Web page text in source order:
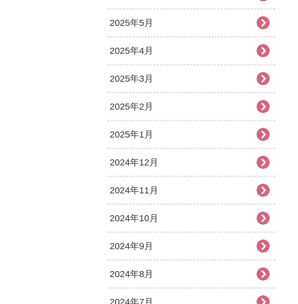
2025年5月
2025年4月
2025年3月
2025年2月
2025年1月
2024年12月
2024年11月
2024年10月
2024年9月
2024年8月
2024年7月